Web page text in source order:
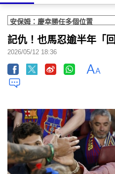
記仇！也馬忍逾半年「
2026/05/12 18:36